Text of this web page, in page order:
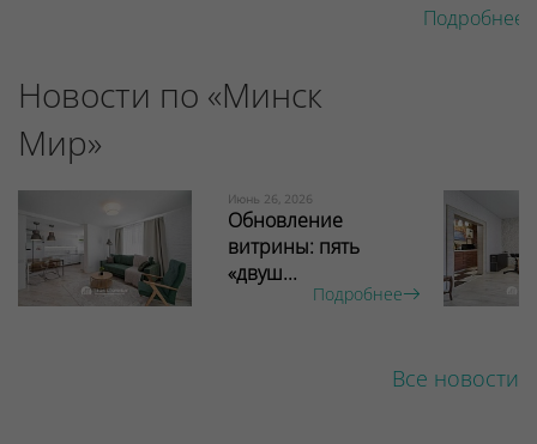
Подробнее
Новости по «Минск
Мир»
Июнь 26, 2026
Обновление
витрины: пять
«двуш...
Подробнее
Все новости